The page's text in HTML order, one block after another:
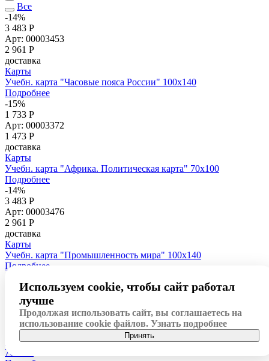
Все
-14%
3 483 Р
Арт: 00003453
2 961 Р
доставка
Карты
Учебн. карта "Часовые пояса России" 100х140
Подробнее
-15%
1 733 Р
Арт: 00003372
1 473 Р
доставка
Карты
Учебн. карта "Африка. Политическая карта" 70х100
Подробнее
-14%
3 483 Р
Арт: 00003476
2 961 Р
доставка
Карты
Учебн. карта "Промышленность мира" 100х140
Подробнее
963 Р
Арт: 00003486
Р
доставка
Карты
Учебн. карта "Япония. Социально-экономическая карта"
70х100
Используем cookie, чтобы сайт работал
лучше
Продолжая использовать сайт, вы соглашаетесь на
использование cookie файлов. Узнать подробнее
Принять